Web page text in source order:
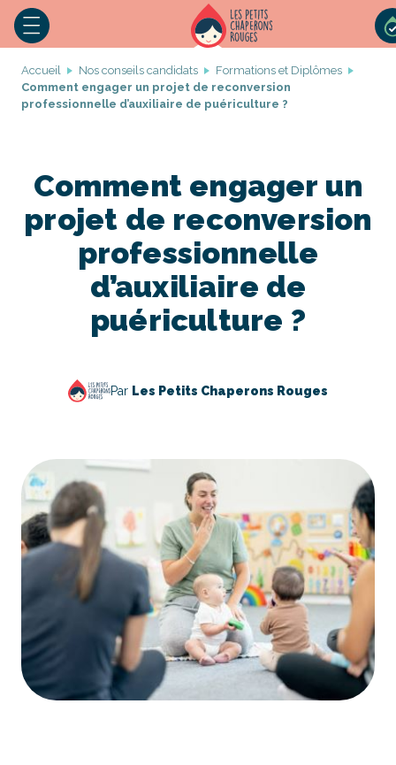
Accueil Nos conseils candidats
Formations et Diplômes
Comment engager un projet de reconversion
professionnelle d’auxiliaire de puériculture ?
Comment engager un
projet de reconversion
professionnelle
d’auxiliaire de
puériculture ?
Par Les Petits Chaperons Rouges